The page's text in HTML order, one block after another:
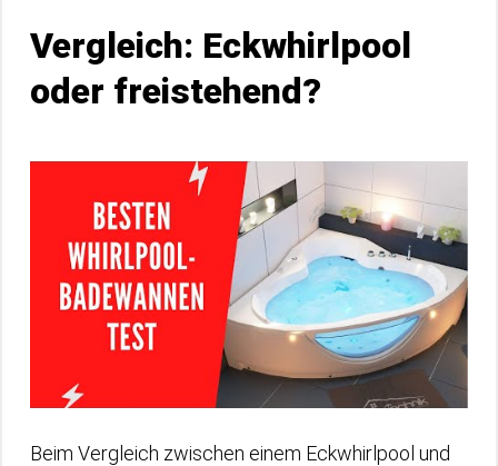
Vergleich: Eckwhirlpool
oder freistehend?
Beim Vergleich zwischen einem Eckwhirlpool und